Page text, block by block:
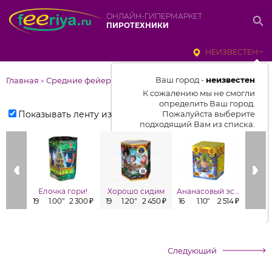
ОНЛАЙН-ГИПЕРМАРКЕТ
ПИРОТЕХНИКИ
НЕИЗВЕСТЕН
Ваш город - неизвестен
К сожалению мы не смогли
определить Ваш город.
Пожалуйста выберите
подходящий Вам из списка.
Выбрать город
От выбранного города зависит
цены, наличие и условия
доставки
Главная > Средние фейерверки
Показывать ленту изделий
Елочка гори!
19
1.00" 2 300 ₽
Хорошо сидим
19
1.20" 2 450 ₽
Ананасовый эспрессо
16
1.10" 2 514 ₽
Следующий